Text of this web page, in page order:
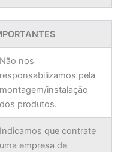
Não nos
responsabilizamos pela
montagem/instalação
dos produtos.
Indicamos que contrate
uma empresa de